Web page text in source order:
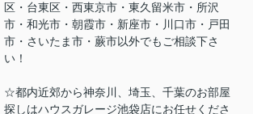
区・台東区・西東京市・東久留米市・所沢
市・和光市・朝霞市・新座市・川口市・戸田
市・さいたま市・蕨市以外でもご相談下さ
い！
☆都内近郊から神奈川、埼玉、千葉のお部屋
探しはハウスガレージ池袋店にお任せくださ